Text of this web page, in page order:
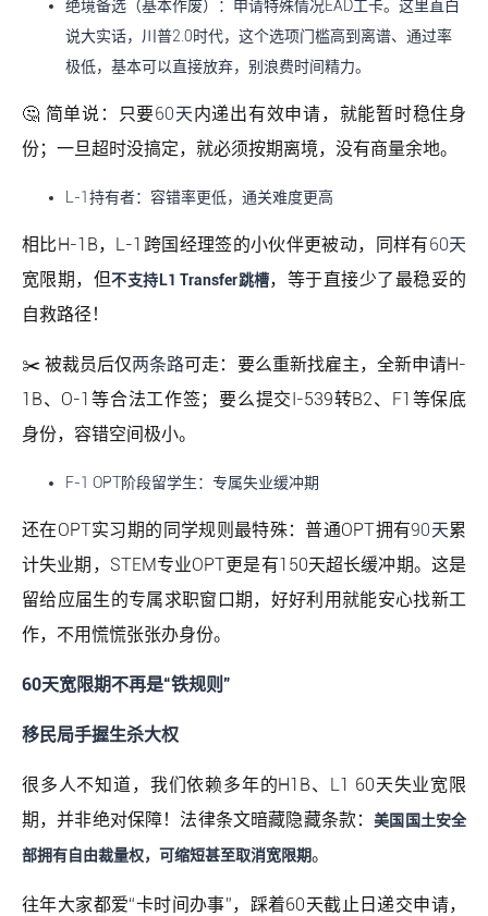
绝境备选（基本作废）：申请特殊情况EAD工卡。这里直白
说大实话，川普2.0时代，这个选项门槛高到离谱、通过率
极低，基本可以直接放弃，别浪费时间精力。
🤔 简单说：只要60天内递出有效申请，就能暂时稳住身
份；一旦超时没搞定，就必须按期离境，没有商量余地。
L-1持有者：容错率更低，通关难度更高
相比H-1B，L-1跨国经理签的小伙伴更被动，同样有60天
宽限期，但不支持L1 Transfer跳槽，等于直接少了最稳妥的
自救路径！
✂️ 被裁员后仅两条路可走：要么重新找雇主，全新申请H-
1B、O-1等合法工作签；要么提交I-539转B2、F1等保底
身份，容错空间极小。
F-1 OPT阶段留学生：专属失业缓冲期
还在OPT实习期的同学规则最特殊：普通OPT拥有90天累
计失业期，STEM专业OPT更是有150天超长缓冲期。这是
留给应届生的专属求职窗口期，好好利用就能安心找新工
作，不用慌慌张张办身份。
60天宽限期不再是“铁规则”
移民局手握生杀大权
很多人不知道，我们依赖多年的H1B、L1 60天失业宽限
期，并非绝对保障！法律条文暗藏隐藏条款：美国国土安全
部拥有自由裁量权，可缩短甚至取消宽限期。
往年大家都爱“卡时间办事”，踩着60天截止日递交申请，